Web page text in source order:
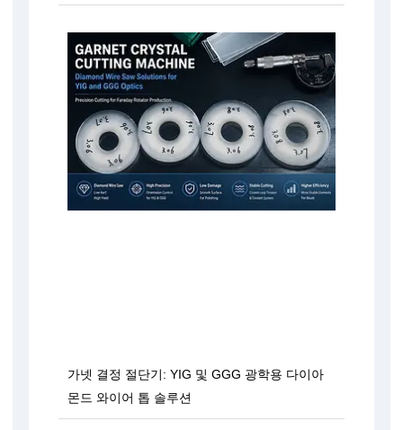
가넷 결정 절단기: YIG 및 GGG 광학용 다이아
몬드 와이어 톱 솔루션